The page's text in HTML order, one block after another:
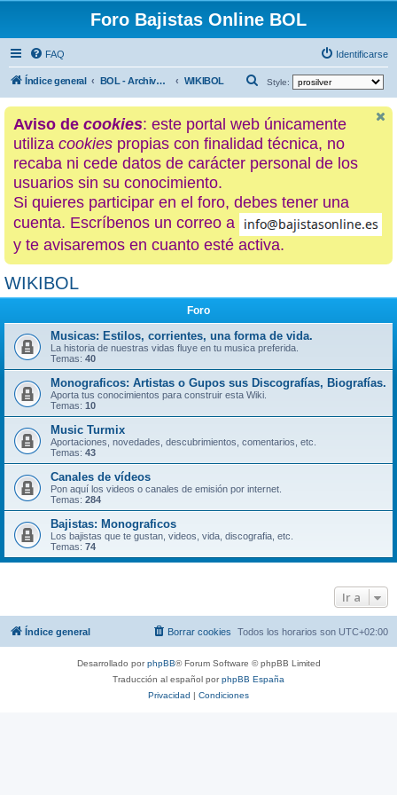
Foro Bajistas Online BOL
FAQ Identificarse
Índice general BOL - Archivo histórico WIKIBOL Style:
u
c
a
Aviso de cookies: este portal web únicamente
utiliza cookies propias con finalidad técnica, no
recaba ni cede datos de carácter personal de los
usuarios sin su conocimiento.
Si quieres participar en el foro, debes tener una
cuenta. Escríbenos un correo a
y te avisaremos en cuanto esté activa.
WIKIBOL
Foro
Musicas: Estilos, corrientes, una forma de vida.
La historia de nuestras vidas fluye en tu musica preferida.
Temas: 40
Monograficos: Artistas o Gupos sus Discografías, Biografías.
Aporta tus conocimientos para construir esta Wiki.
Temas: 10
Music Turmix
Aportaciones, novedades, descubrimientos, comentarios, etc.
Temas: 43
Canales de vídeos
Pon aquí los videos o canales de emisión por internet.
Temas: 284
Bajistas: Monograficos
Los bajistas que te gustan, videos, vida, discografia, etc.
Temas: 74
Ir a
Índice general Todos los horarios son UTC+02:00
Borrar cookies
Desarrollado porphpBB® Forum Software © phpBB Limited
Traducción al español porphpBB España
Privacidad | Condiciones